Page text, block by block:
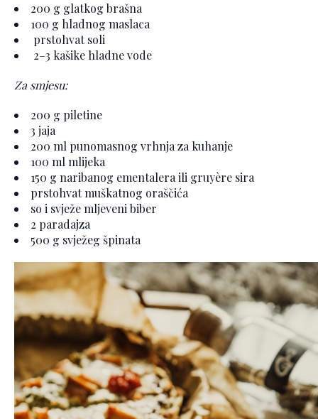
200 g glatkog brašna
100 g hladnog maslaca
prstohvat soli
2–3 kašike hladne vode
Za smjesu:
200 g piletine
3 jaja
200 ml punomasnog vrhnja za kuhanje
100 ml mlijeka
150 g naribanog ementalera ili gruyère sira
prstohvat muškatnog oraščića
so i svježe mljeveni biber
2 paradajza
500 g svježeg špinata